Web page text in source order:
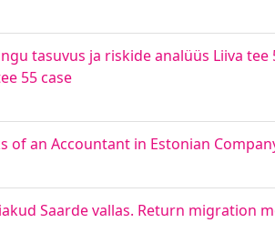
tasuvus ja riskide analüüs Liiva
55 case
of an Accountant in Estonian
Saarde vallas. Return migration